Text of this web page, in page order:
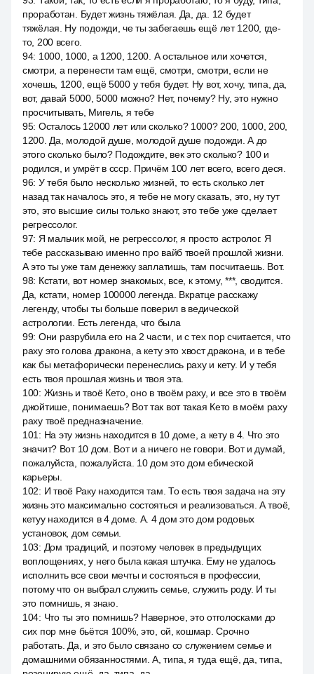
проработан. Будет жизнь тяжёлая. Да, да. 12 будет
тяжёлая. Ну подожди, че ты забегаешь ещё лет 1200, где-
то, 200 всего.
94: 1000, 1000, а 1200, 1200. А остальное или хочется,
смотри, а перенести там ещё, смотри, смотри, если не
хочешь, 1200, ещё 5000 у тебя будет. Ну вот, хочу, типа, да,
вот, давай 5000, 5000 можно? Нет, почему? Ну, это нужно
просчитывать, Мигель, я тебе
95: Осталось 12000 лет или сколько? 1000? 200, 1000, 200,
1200. Да, молодой душе, молодой душе подожди. А до
этого сколько было? Подождите, век это сколько? 100 и
родился, и умрёт в ссср. Причём 100 лет всего, всего деся.
96: У тебя было несколько жизней, то есть сколько лет
назад так началось это, я тебе не могу сказать, это, ну тут
это, это высшие силы только знают, это тебе уже сделает
регрессолог.
97: Я мальчик мой, не регрессолог, я просто астролог. Я
тебе рассказываю именно про вайб твоей прошлой жизни.
А это ты уже там денежку заплатишь, там посчитаешь. Вот.
98: Кстати, вот номер знакомых, все, к этому, ***, сводится.
Да, кстати, номер 100000 легенда. Вкратце расскажу
легенду, чтобы ты больше поверил в ведической
астрологии. Есть легенда, что была
99: Они разрубила его на 2 части, и с тех пор считается, что
раху это голова дракона, а кету это хвост дракона, и в тебе
как бы метафорически перенеслись раху и кету. И у тебя
есть твоя прошлая жизнь и твоя эта.
100: Жизнь и твоё Кето, оно в твоём раху, и все это в твоём
джойтише, понимаешь? Вот так вот такая Кето в моём раху
раху твоё предназначение.
101 : На эту жизнь находится в 10 доме, а кету в 4. Что это
значит? Вот 10 дом. Вот и а ничего не говори. Вот и думай,
пожалуйста, пожалуйста. 10 дом это дом ебической
карьеры.
102: И твоё Раку находится там. То есть твоя задача на эту
жизнь это максимально состояться и реализоваться. А твоё,
кетуу находится в 4 доме. A. 4 дом это дом родовых
установок, дом семьи.
103: Дом традиций, и поэтому человек в предыдущих
воплощениях, у него была какая штучка. Ему не удалось
исполнить все свои мечты и состояться в профессии,
потому что он выбрал служить семье, служить роду. И ты
это помнишь, я знаю.
104: Что ты это помнишь? Наверное, это отголосками до
сих пор мне бьётся 100%, это, ой, кошмар. Срочно
работать. Да, и это было связано со служением семье и
домашними обязанностями. А, типа, я туда ещё, да, типа,